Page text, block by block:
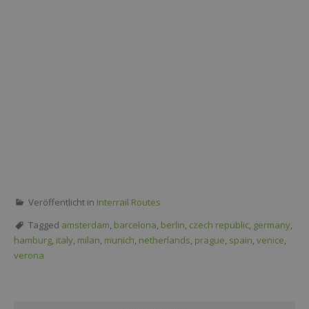
Veröffentlicht in Interrail Routes
Tagged amsterdam barcelona berlin czech republic germany
hamburg italy milan munich netherlands prague spain venice
verona